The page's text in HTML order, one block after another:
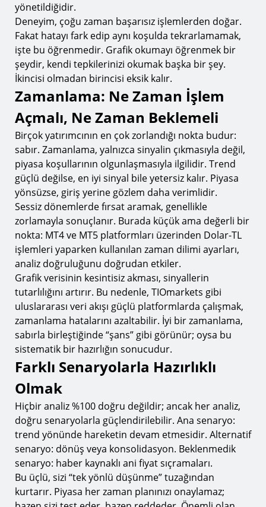
yönetildiğidir.
Deneyim, çoğu zaman başarısız işlemlerden doğar.
Fakat hatayı fark edip aynı koşulda tekrarlamamak,
işte bu öğrenmedir. Grafik okumayı öğrenmek bir
şeydir, kendi tepkilerinizi okumak başka bir şey.
İkincisi olmadan birincisi eksik kalır.
Zamanlama: Ne Zaman İşlem
Açmalı, Ne Zaman Beklemeli
Birçok yatırımcının en çok zorlandığı nokta budur:
sabır. Zamanlama, yalnızca sinyalin çıkmasıyla değil,
piyasa koşullarının olgunlaşmasıyla ilgilidir. Trend
güçlü değilse, en iyi sinyal bile yetersiz kalır. Piyasa
yönsüzse, giriş yerine gözlem daha verimlidir.
Sessiz dönemlerde fırsat aramak, genellikle
zorlamayla sonuçlanır. Burada küçük ama değerli bir
nokta: MT4 ve MT5 platformları üzerinden Dolar-TL
işlemleri yaparken kullanılan zaman dilimi ayarları,
analiz doğruluğunu doğrudan etkiler.
Grafik verisinin kesintisiz akması, sinyallerin
tutarlılığını artırır. Bu nedenle, TIOmarkets gibi
uluslararası veri akışı güçlü platformlarda çalışmak,
zamanlama hatalarını azaltabilir. İyi bir zamanlama,
sabırla birleştiğinde “şans” gibi görünür; oysa bu
sistematik bir hazırlığın sonucudur.
Farklı Senaryolarla Hazırlıklı
Olmak
Hiçbir analiz %100 doğru değildir; ancak her analiz,
doğru senaryolarla güçlendirilebilir. Ana senaryo:
trend yönünde hareketin devam etmesidir. Alternatif
senaryo: dönüş veya konsolidasyon. Beklenmedik
senaryo: haber kaynaklı ani fiyat sıçramaları.
Bu üçlü, sizi “tek yönlü düşünme” tuzağından
kurtarır. Piyasa her zaman planınızı onaylamaz;